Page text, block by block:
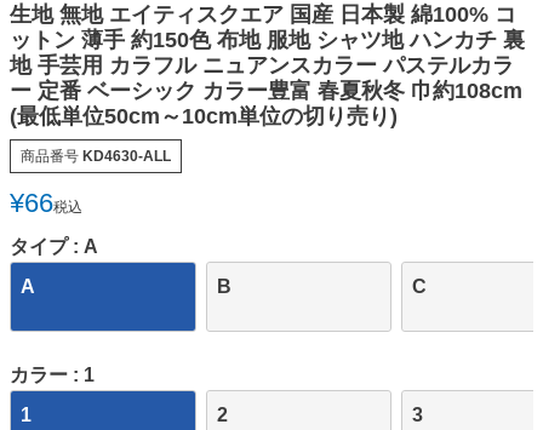
生地 無地 エイティスクエア 国産 日本製 綿100% コ
ットン 薄手 約150色 布地 服地 シャツ地 ハンカチ 裏
地 手芸用 カラフル ニュアンスカラー パステルカラ
ー 定番 ベーシック カラー豊富 春夏秋冬 巾約108cm
(最低単位50cm～10cm単位の切り売り)
商品番号 KD4630-ALL
¥66税込
タイプ
A
A
B C
カラー
1
1
2 3